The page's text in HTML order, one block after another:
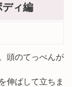
ディ編
頭のてっぺんが
伸ばして立ちま